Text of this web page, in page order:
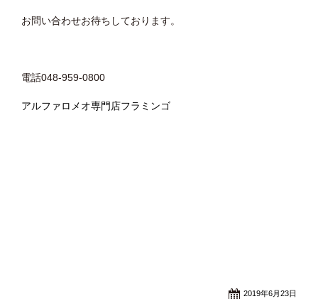
お問い合わせお待ちしております。
電話048-959-0800
アルファロメオ専門店フラミンゴ
2019年6月23日